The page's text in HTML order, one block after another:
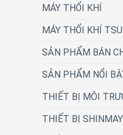
MÁY THỔI KHÍ
MÁY THỔI KHÍ
SẢN PHẨM BÁN
SẢN PHẨM NỔI
THIẾT BỊ MÔI
THIẾT BỊ